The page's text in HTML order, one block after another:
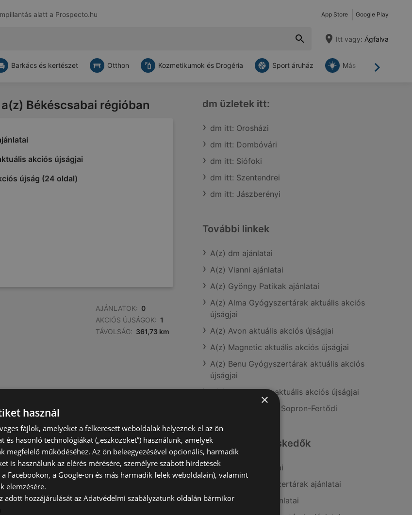
alatt a Prospecto.hu App Store Google Play
Itt vagy: Ágfalva
Tovább
Barkács és kertészet Otthon Kozmetikumok és Drogéria Sport áruház Más
Békéscsabai régióban
akciós újságjai
újság (24 oldal)
AJÁNLATOK: 0
AKCIÓS ÚJSÁGOK: 1
TÁVOLSÁG: 361,73 km
AJÁNLATOK: 0
AKCIÓS ÚJSÁGOK: 1
TÁVOLSÁG: 363,28 km
dm üzletek itt:
dm itt: Orosházi
dm itt: Dombóvári
dm itt: Siófoki
dm itt: Szentendrei
dm itt: Jászberényi
További linkek
A(z) dm ajánlatai
A(z) Vianni ajánlatai
A(z) Gyöngy Patikak ajánlatai
A(z) Alma Gyógyszertárak aktuális akciós
újságjai
A(z) Avon aktuális akciós újságjai
A(z) Magnetic aktuális akciós újságjai
A(z) Benu Gyógyszertárak aktuális akciós
újságjai
A(z) Kulcs patika aktuális akciós újságjai
A(z) dm üzletei itt: Sopron-Fertődi
Hasonló kiskereskedők
A(z) Vianni ajánlatai
A(z) Alma Gyógyszertárak ajánlatai
A(z) PatikaPlus ajánlatai
×
használ
fájlok, amelyeket a felkeresett weboldalak helyeznek el az ön
és hasonló technológiákat („eszközöket”) használunk, amelyek
megfelelő működéséhez. Az ön beleegyezésével opcionális, harmadik
is használunk az elérés mérésére, személyre szabott hirdetések
Facebookon, a Google-on és más harmadik felek weboldalain), valamint
elemzésére.
adott hozzájárulását az Adatvédelmi szabályzatunk oldalán bármikor